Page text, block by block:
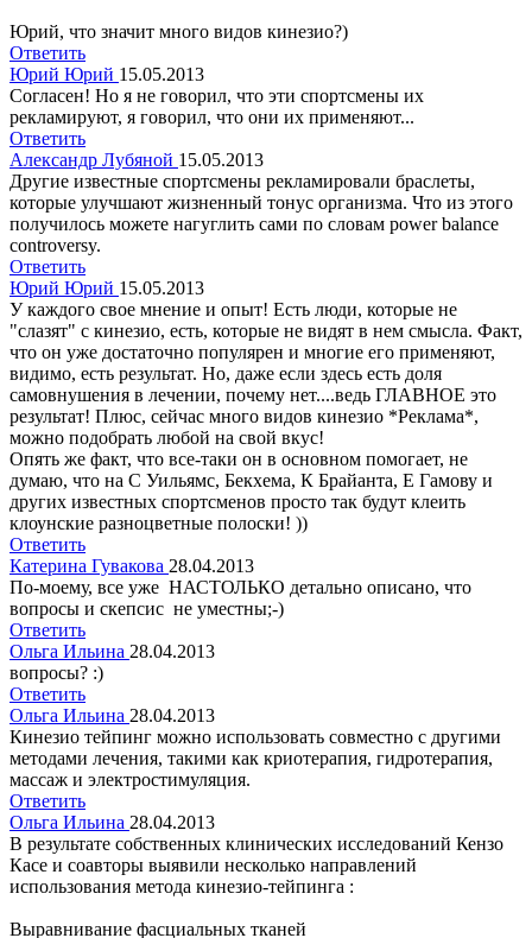
Юрий, что значит много видов кинезио?)
Ответить
Юрий Юрий 15.05.2013
Согласен! Но я не говорил, что эти спортсмены их
рекламируют, я говорил, что они их применяют...
Ответить
Александр Лубяной 15.05.2013
Другие известные спортсмены рекламировали браслеты,
которые улучшают жизненный тонус организма. Что из этого
получилось можете нагуглить сами по словам power balance
controversy.
Ответить
Юрий Юрий 15.05.2013
У каждого свое мнение и опыт! Есть люди, которые не
"слазят" с кинезио, есть, которые не видят в нем смысла. Факт,
что он уже достаточно популярен и многие его применяют,
видимо, есть результат. Но, даже если здесь есть доля
самовнушения в лечении, почему нет....ведь ГЛАВНОЕ это
результат! Плюс, сейчас много видов кинезио *Реклама*,
можно подобрать любой на свой вкус!
Опять же факт, что все-таки он в основном помогает, не
думаю, что на С Уильямс, Бекхема, К Брайанта, Е Гамову и
других известных спортсменов просто так будут клеить
клоунские разноцветные полоски! ))
Ответить
Катерина Гувакова 28.04.2013
По-моему, все уже НАСТОЛЬКО детально описано, что
вопросы и скепсис не уместны;-)
Ответить
Ольга Ильина 28.04.2013
вопросы? :)
Ответить
Ольга Ильина 28.04.2013
Кинезио тейпинг можно использовать совместно с другими
методами лечения, такими как криотерапия, гидротерапия,
массаж и электростимуляция.
Ответить
Ольга Ильина 28.04.2013
В результате собственных клинических исследований Кензо
Касе и соавторы выявили несколько направлений
использования метода кинезио-тейпинга :
Выравнивание фасциальных тканей